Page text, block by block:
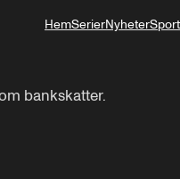
HemSerierNyheterSport
bankskatter.